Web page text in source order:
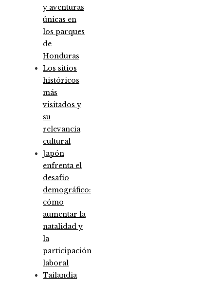
y aventuras
únicas en
los parques
de
Honduras
Los sitios
históricos
más
visitados y
su
relevancia
cultural
Japón
enfrenta el
desafío
demográfico:
cómo
aumentar la
natalidad y
la
participación
laboral
Tailandia